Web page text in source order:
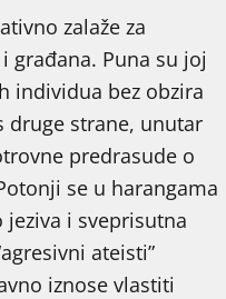
zalaže za
građana. Puna su joj
individua bez obzira
druge strane, unutar
predrasude o
se u harangama
jeziva i sveprisutna
ateisti”
iznose vlastiti